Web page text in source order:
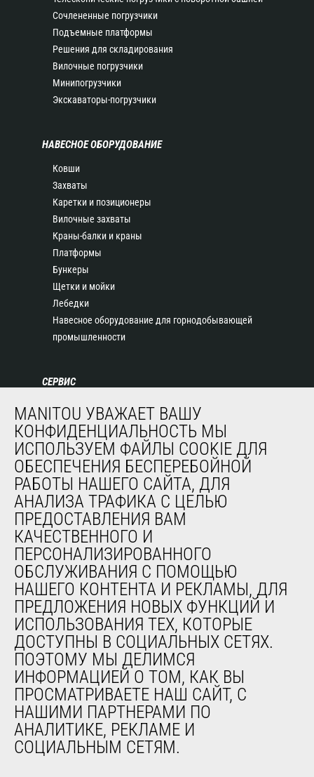
Сочлененные погрузчики
Подъемные платформы
Решения для складирования
Вилочные погрузчики
Минипогрузчики
Экскаваторы-погрузчики
НАВЕСНОЕ ОБОРУДОВАНИЕ
Ковши
Захваты
Каретки и позиционеры
Вилочные захваты
Краны-балки и краны
Платформы
Бункеры
Щетки и мойки
Лебедки
Навесное оборудование для горнодобывающей
промышленности
СЕРВИС
Финансирование
Продленная гарантия
Контракты на техническое обслуживание
Запасные части
Система удаленного мониторинга
Программное обеспечение для диагностики и
обслуживания
Обучение
Подержанное оборудование
О НАС
Компания
Контакты
Юридическая информация
Мероприятия
Новости
История
General Terms and Conditions of Sale
ДРУГИЕ САЙТЫ ГРУППЫ
MANITOU УВАЖАЕТ ВАШУ
КОНФИДЕНЦИАЛЬНОСТЬ МЫ
ИСПОЛЬЗУЕМ ФАЙЛЫ COOKIE ДЛЯ
ОБЕСПЕЧЕНИЯ БЕСПЕРЕБОЙНОЙ
РАБОТЫ НАШЕГО САЙТА, ДЛЯ
АНАЛИЗА ТРАФИКА С ЦЕЛЬЮ
ПРЕДОСТАВЛЕНИЯ ВАМ
КАЧЕСТВЕННОГО И
ПЕРСОНАЛИЗИРОВАННОГО
ОБСЛУЖИВАНИЯ С ПОМОЩЬЮ
НАШЕГО КОНТЕНТА И РЕКЛАМЫ, ДЛЯ
ПРЕДЛОЖЕНИЯ НОВЫХ ФУНКЦИЙ И
ИСПОЛЬЗОВАНИЯ ТЕХ, КОТОРЫЕ
ДОСТУПНЫ В СОЦИАЛЬНЫХ СЕТЯХ.
ПОЭТОМУ МЫ ДЕЛИМСЯ
ИНФОРМАЦИЕЙ О ТОМ, КАК ВЫ
ПРОСМАТРИВАЕТЕ НАШ САЙТ, С
НАШИМИ ПАРТНЕРАМИ ПО
АНАЛИТИКЕ, РЕКЛАМЕ И
СОЦИАЛЬНЫМ СЕТЯМ.